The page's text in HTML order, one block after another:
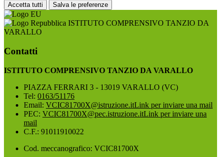
Accetta tutti Salva le preferenze
ISTITUTO COMPRENSIVO TANZIO DA
VARALLO
Contatti
ISTITUTO COMPRENSIVO TANZIO DA VARALLO
PIAZZA FERRARI 3 - 13019 VARALLO (VC)
Tel: 0163/51176
Email: VCIC81700X@istruzione.itLink per inviare una mail
PEC: VCIC81700X@pec.istruzione.itLink per inviare una
mail
C.F.: 91011910022
Cod. meccanografico: VCIC81700X